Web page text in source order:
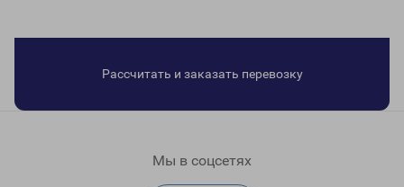
Рассчитать и заказать перевозку
Мы в соцсетях